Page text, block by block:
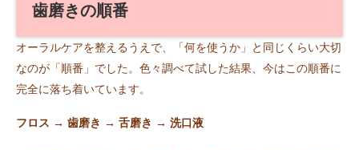
歯磨きの順番
オーラルケアを整えるうえで、「何を使うか」と同じくらい大切
なのが「順番」でした。色々調べて試した結果、今はこの順番に
完全に落ち着いています。
フロス → 歯磨き → 舌磨き → 洗口液